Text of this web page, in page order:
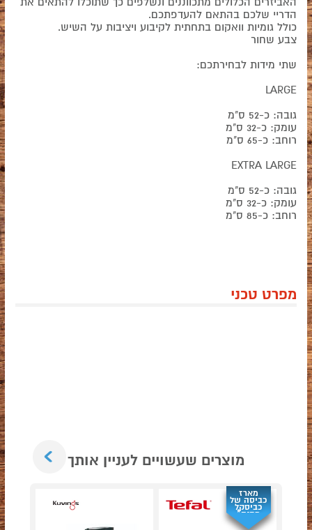
הדריי שלכם בהתאם להעדפתכם.
כולל גומיות וואקום בתחתית לקיבוע ויציבות על השיש.
צבע שחור
שתי מידות לבחירתכם:
LARGE
גובה: כ-52 ס"מ
עומק: כ-32 ס"מ
רוחב: כ-65 ס"מ
EXTRA LARGE
גובה: כ-52 ס"מ
עומק: כ-32 ס"מ
רוחב: כ-85 ס"מ
מפרט טכני
מוצרים שעשויים לעניין אותך
מארז
כביסה של
כביסקל
מתנה*